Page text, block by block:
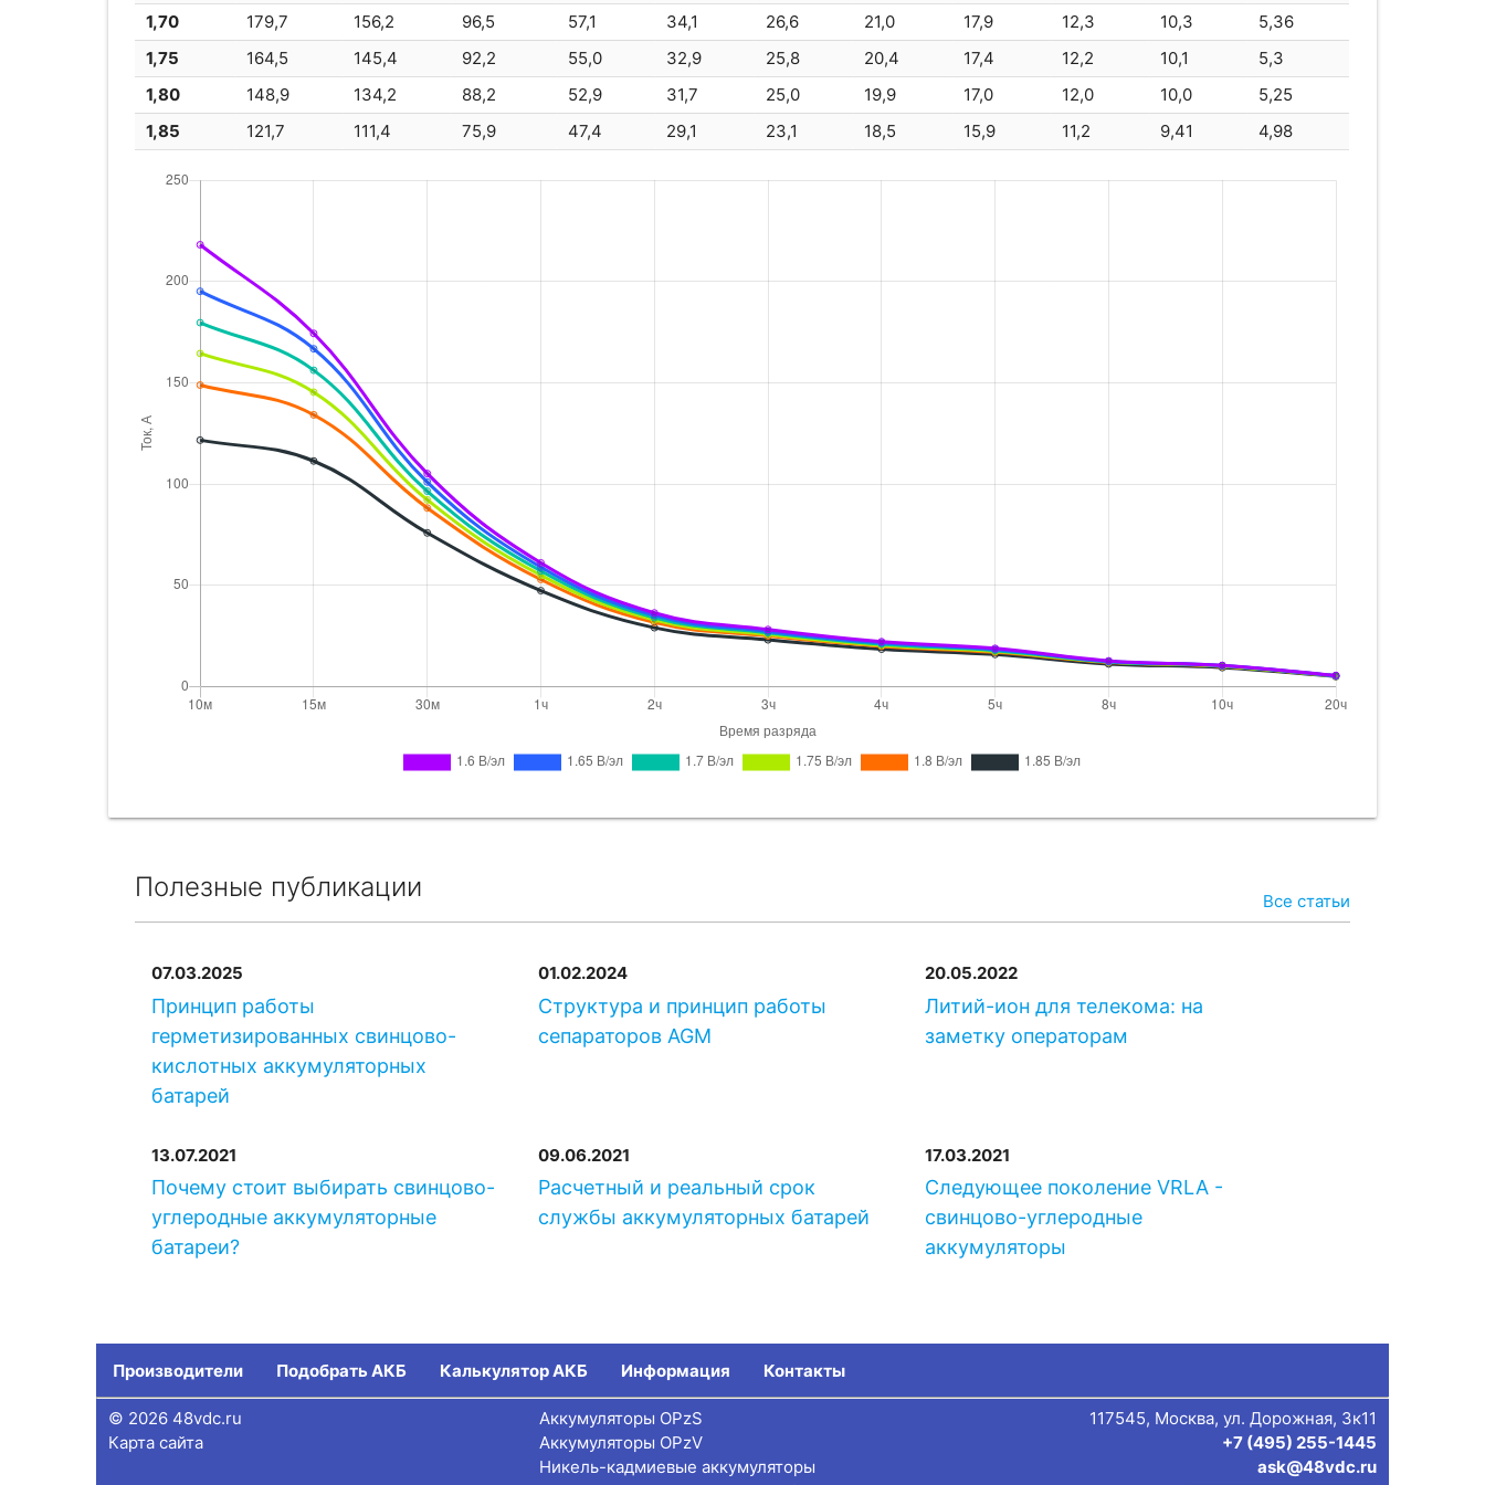
EverExceedST-12100 100
LeochLPL12-100 100
RitarRA12-100 100
SunlightSPB 12 - 100 100
RitarRA12-120SA 110
Coslight6-GFM-120C
RitarRA12-120A 120
1,70
179,7 156,2 96,5 57,1 34,1 26,6 21,0 17,9 12,3 10,3
5,36
1,75
164,5 145,4 92,2 55,0 32,9 25,8 20,4 17,4 12,2 10,1
5,3
1,80
148,9 134,2 88,2 52,9 31,7 25,0 19,9 17,0 12,0 10,0
5,25
1,85
121,7 111,4 75,9 47,4 29,1 23,1 18,5 15,9 11,2 9,41 4,98
Полезные публикации Все статьи
07.03.2025
Принцип работы
герметизированных свинцово-
кислотных аккумуляторных
батарей
01.02.2024
Структура и принцип работы
сепараторов AGM
20.05.2022
Литий-ион для телекома: на
заметку операторам
13.07.2021
Почему стоит выбирать свинцово-
углеродные аккумуляторные
батареи?
09.06.2021
Расчетный и реальный срок
службы аккумуляторных батарей
17.03.2021
Следующее поколение VRLA -
свинцово-углеродные
аккумуляторы
Производители Подобрать АКБ Калькулятор АКБ Информация Контакты
© 2026 48vdc.ru
Карта сайта
Аккумуляторы OPzS
Аккумуляторы OPzV
Никель-кадмиевые аккумуляторы
117545, Москва, ул. Дорожная, 3к11
+7 (495) 255-1445
ask@48vdc.ru